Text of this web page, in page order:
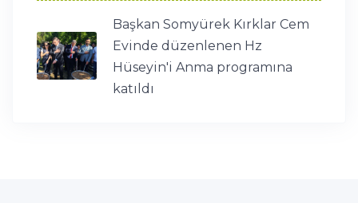
Başkan Somyürek Kırklar Cem
Evinde düzenlenen Hz
Hüseyin'i Anma programına
katıldı